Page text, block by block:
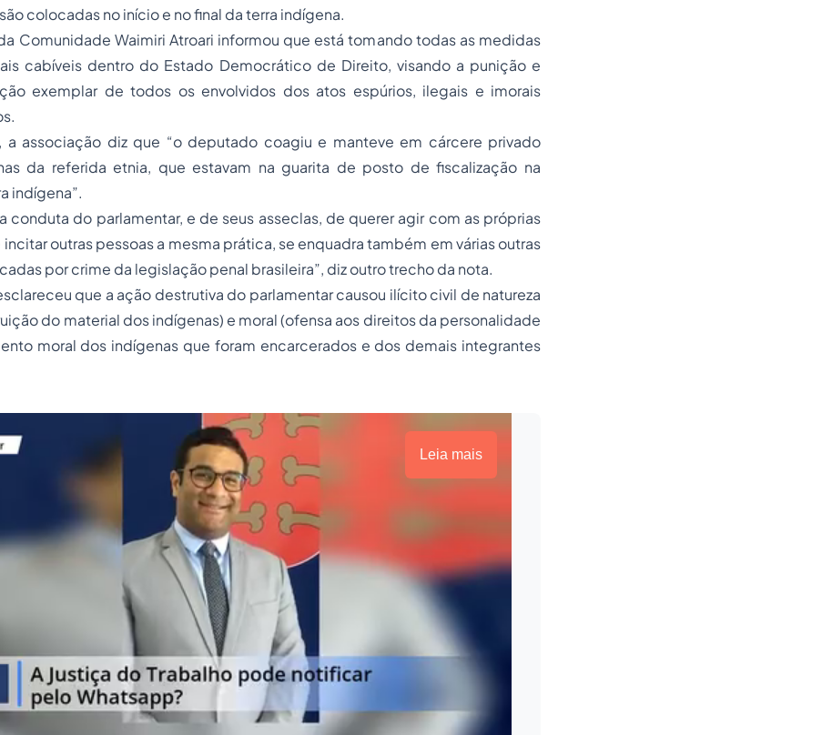
colocadas no início e no final da terra indígena.
Comunidade Waimiri Atroari informou que está tomando todas as medidas
cabíveis dentro do Estado Democrático de Direito, visando a punição e
exemplar de todos os envolvidos dos atos espúrios, ilegais e imorais
a associação diz que “o deputado coagiu e manteve em cárcere privado
da referida etnia, que estavam na guarita de posto de fiscalização na
indígena”.
conduta do parlamentar, e de seus asseclas, de querer agir com as próprias
outras pessoas a mesma prática, se enquadra também em várias outras
por crime da legislação penal brasileira”, diz outro trecho da nota.
que a ação destrutiva do parlamentar causou ilícito civil de natureza
do material dos indígenas) e moral (ofensa aos direitos da personalidade
moral dos indígenas que foram encarcerados e dos demais integrantes
Leia mais